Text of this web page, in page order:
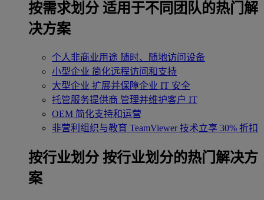
按需求划分 适用于不同团队的热门解
决方案
个人非商业用途 随时、随地访问设备
小型企业 简化远程访问和支持
大型企业 扩展并保障企业 IT 安全
托管服务提供商 管理并维护客户 IT
OEM 简化支持和运营
非营利组织与教育 TeamViewer 技术立享 30% 折扣
‌按行业划分 按行业划分的热门解决方
案